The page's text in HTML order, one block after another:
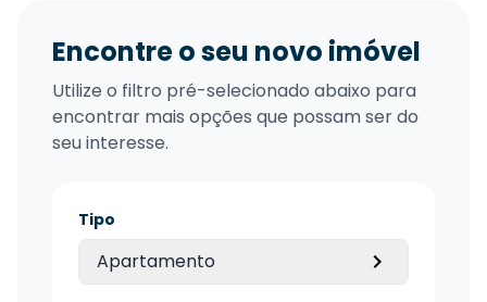
Encontre o seu novo imóvel
Utilize o filtro pré-selecionado abaixo para
encontrar mais opções que possam ser do
seu interesse.
Tipo
Apartamento